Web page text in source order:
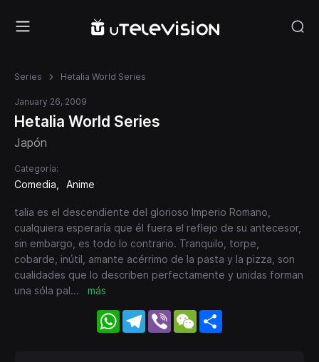
Series Hetalia World Series
January 26, 2009
Hetalia World Series
Japón
Categoría:
Comedia Anime
talia es el descendiente del glorioso Imperio Romano,
cualquiera esperaría que él fuera el reflejo de su antecesor,
sin embargo, es todo lo contrario. Tranquilo, torpe,
cobarde, inútil, amante acérrimo de la pasta y la pizza, son
cualidades que lo describen perfectamente y unidas forman
una sóla pal... más
WhatsApp
Telegram
Viber WeChat